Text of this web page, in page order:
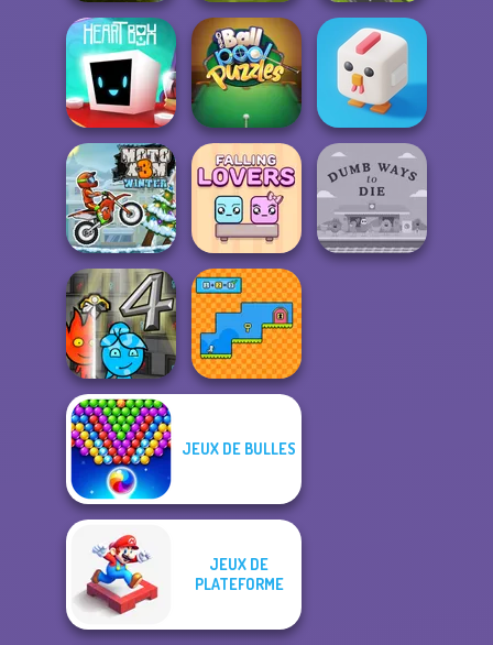
Parking Fury 3D:
Bounty Hunter
Zombie Quarrel Parking Panic
Heart Box
One Ball Pool
Puzzle
Crossy Chicken
Moto X3M Winter Falling Lovers
Fireboy and
Watergirl 4
Crysta...
JEUX DE BULLES
JEUX DE
PLATEFORME